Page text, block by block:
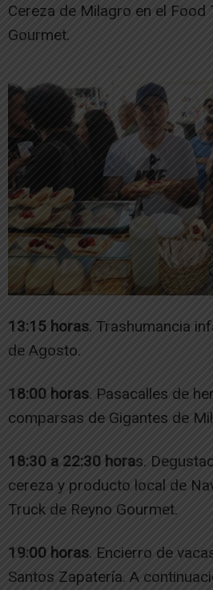
Cereza de Milagro en el Food
Gourmet.
13:15 horas. Trashumancia
de Agosto.
18:00 horas. Pasacalles de
comparsas de Gigantes de
18:30 a 22:30 horas.
cereza y producto local de
Truck de Reyno Gourmet.
19:00 horas. Encierro de
Santos Zapatería. A